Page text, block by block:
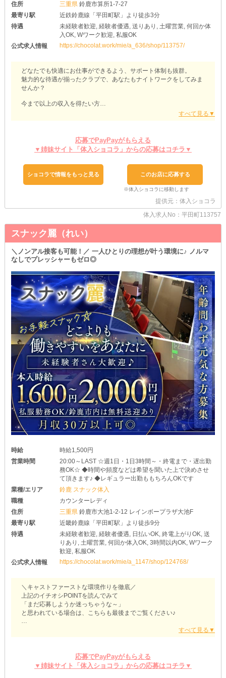
住所
三重県鈴鹿市算所1-7-27
最寄り駅
近鉄鈴鹿線「平田町駅」より徒歩3分
待遇
未経験者歓迎, 経験者優遇, 送りあり, 土曜営業, 何回か体
入OK, Wワーク歓迎, 私服OK
公式求人情報
https://chocolat.work/mie/a_636/shop/113757/
どなたでも快適にお仕事ができるよう、サポート体制も抜群。
魅力的な待遇が揃ったクラブで、あなたもナイトワークをしてみま
せんか？
今まで以上の収入を得たい方
当店が全力でバックアップさせていただきます！
【Club 水（スイ）】
「高級店だけど、お仕事もそれなりに難しいのかな…」
といった心配はご無用です◎
夜職初心者さんには、スタッフがしっかりとフォロー。
ドリンクの作り方や接客作法などのスキルを、イチからレクチャー
していきます。
お仕事内容は至ってシンプルなものばかりなため、まずは焦らずゆ
っくりで大丈夫です！
ちなみに、当店はキャストに飲酒を強要させるようなことはありま
せん。
もちろん《ノンアルコール飲料》も備えているため、お酒が得意で
お茶やジュースで乾杯をした後、お客様との会話に華を咲かせてみ
ましょう♪
応募でPayPayがもらえる
▼姉妹サイト「体入ショコラ」からの応募はコチラ▼
ショコラで情報をもっと見る このお店に応募する
提供元：体入ショコラ
体入求人No：平田町113757
スナック麗（れい）
＼ノンアル接客も可能！／ 一人ひとりの理想が叶う環境に♪ ノルマ
なしでプレッシャーもゼロ◎
時給
時給1,500円
営業時間
20:00～LAST ☆週1日・1日3時間～・終電まで・遅出勤
務OK☆ ◆時間や頻度などは希望を聞いた上で決めさせ
て頂きます♪ ◆レギュラー出勤ももちろんOKです
業種/エリア
鈴鹿 スナック体入
職種
カウンターレディ
住所
三重県鈴鹿市大池1-2-12 レインボープラザ大池F
最寄り駅
近畿鈴鹿線「平田町駅」より徒歩9分
待遇
未経験者歓迎, 経験者優遇, 日払いOK, 終電上がりOK, 送
りあり, 土曜営業, 何回か体入OK, 3時間以内OK, Wワーク
歓迎, 私服OK
公式求人情報
https://chocolat.work/mie/a_1147/shop/124768/
＼キャストファーストな環境作りを徹底／
上記のイチオシPOINTを読んでみて
「まだ応募しようか迷っちゃうな～」
と思われている場合は、こちらも最後までご覧ください♪
￣￣￣￣￣￣￣￣￣￣￣￣￣￣
夜職用の衣装を持っていなくても心配無用！
当店は、お店の雰囲気に合う服装なら《私服勤務》が可能です◎
応募でPayPayがもらえる
▼姉妹サイト「体入ショコラ」からの応募はコチラ▼